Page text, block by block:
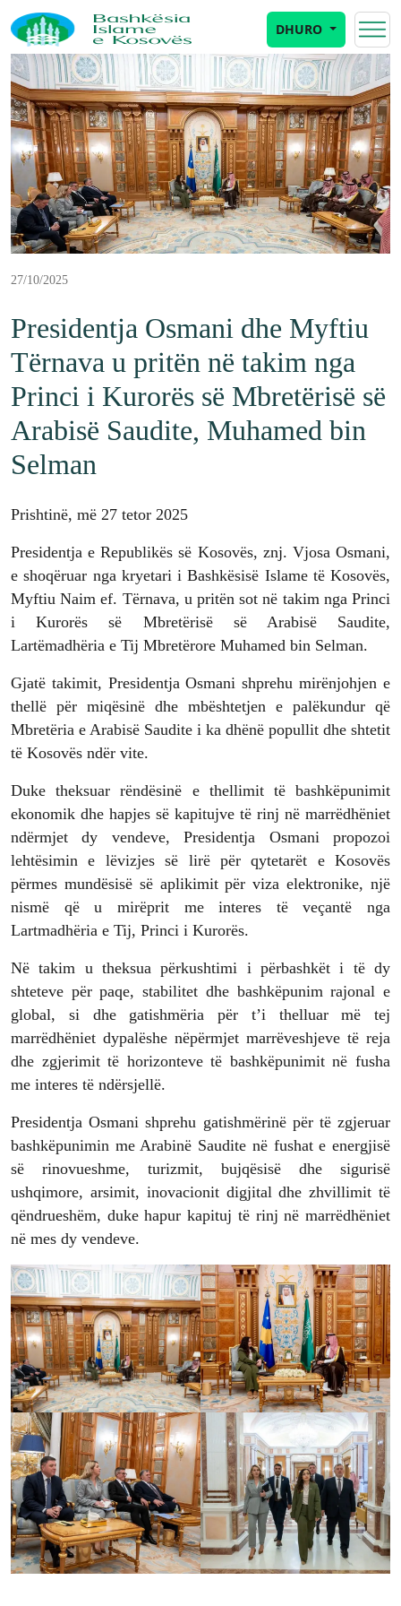
DHURO
27/10/2025
Presidentja Osmani dhe Myftiu
Tërnava u pritën në takim nga
Princi i Kurorës së Mbretërisë së
Arabisë Saudite, Muhamed bin
Selman
Prishtinë, më 27 tetor 2025
Presidentja e Republikës së Kosovës, znj. Vjosa Osmani,
e shoqëruar nga kryetari i Bashkësisë Islame të Kosovës,
Myftiu Naim ef. Tërnava, u pritën sot në takim nga Princi
i Kurorës së Mbretërisë së Arabisë Saudite,
Lartëmadhëria e Tij Mbretërore Muhamed bin Selman.
Gjatë takimit, Presidentja Osmani shprehu mirënjohjen e
thellë për miqësinë dhe mbështetjen e palëkundur që
Mbretëria e Arabisë Saudite i ka dhënë popullit dhe shtetit
të Kosovës ndër vite.
Duke theksuar rëndësinë e thellimit të bashkëpunimit
ekonomik dhe hapjes së kapitujve të rinj në marrëdhëniet
ndërmjet dy vendeve, Presidentja Osmani propozoi
lehtësimin e lëvizjes së lirë për qytetarët e Kosovës
përmes mundësisë së aplikimit për viza elektronike, një
nismë që u mirëprit me interes të veçantë nga
Lartmadhëria e Tij, Princi i Kurorës.
Në takim u theksua përkushtimi i përbashkët i të dy
shteteve për paqe, stabilitet dhe bashkëpunim rajonal e
global, si dhe gatishmëria për t’i thelluar më tej
marrëdhëniet dypalëshe nëpërmjet marrëveshjeve të reja
dhe zgjerimit të horizonteve të bashkëpunimit në fusha
me interes të ndërsjellë.
Presidentja Osmani shprehu gatishmërinë për të zgjeruar
bashkëpunimin me Arabinë Saudite në fushat e energjisë
së rinovueshme, turizmit, bujqësisë dhe sigurisë
ushqimore, arsimit, inovacionit digjital dhe zhvillimit të
qëndrueshëm, duke hapur kapituj të rinj në marrëdhëniet
në mes dy vendeve.